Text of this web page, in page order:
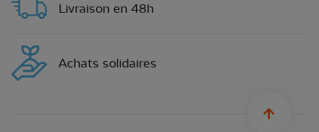
Livraison en 48h
Achats solidaires